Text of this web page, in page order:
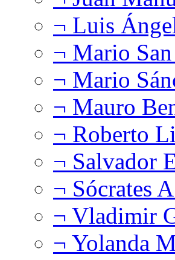
¬ Luis
¬ Mario
¬ Mario
¬ Mauro
¬ Roberto
¬ Salvador
¬ Sócrates
¬ Vladimir
¬ Yolanda